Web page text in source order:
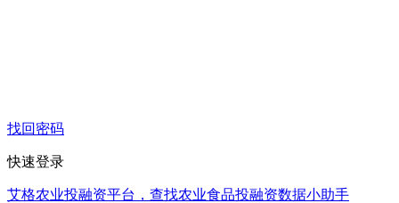
找回密码
快速登录
艾格农业投融资平台，查找农业食品投融资数据小助手